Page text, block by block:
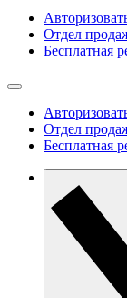
Отдел
Бесплатная
Отдел
Бесплатная